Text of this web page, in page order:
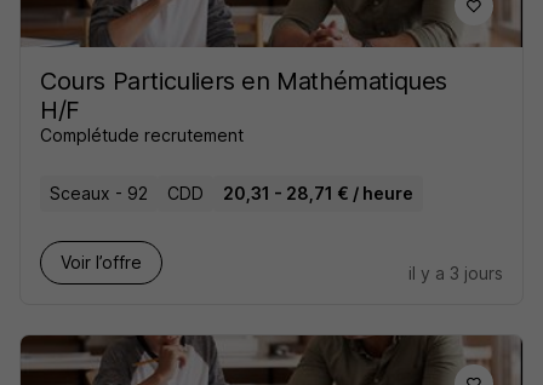
Cours Particuliers en Mathématiques
H/F
Complétude recrutement
Sceaux - 92 CDD 20,31 - 28,71 € / heure
Voir l’offre
il y a 3 jours